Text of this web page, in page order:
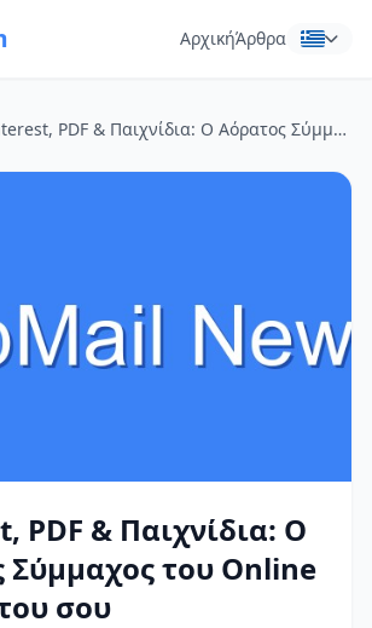
ΑρχικήΆρθρα
Pinterest, PDF & Παιχνίδια: Ο Αόρατος Σύμμαχος του Online Απορρήτου σου
PDF & Παιχνίδια: Ο
Σύμμαχος του Online
σου